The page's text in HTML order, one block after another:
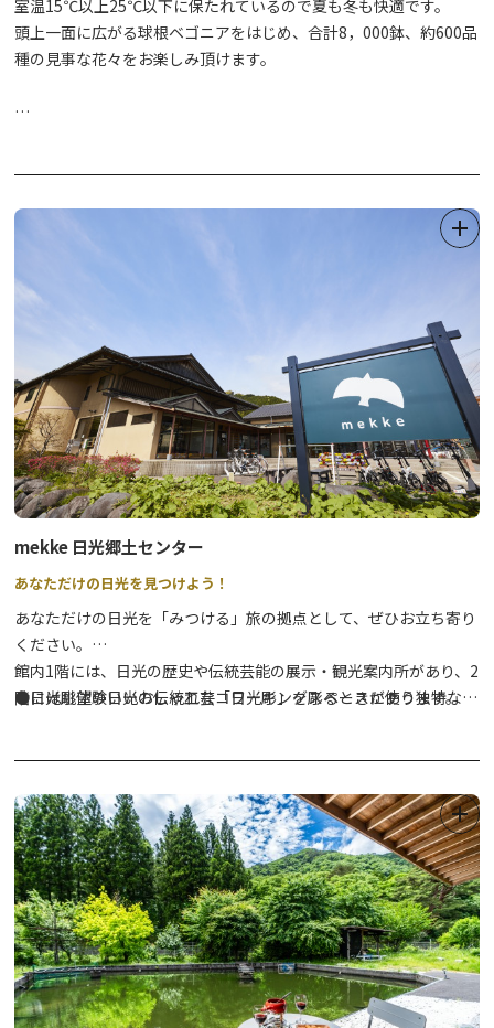
室温15℃以上25℃以下に保たれているので夏も冬も快適です。
頭上一面に広がる球根ベゴニアをはじめ、合計8，000鉢、約600品
種の見事な花々をお楽しみ頂けます。
とりどりの華麗な姿をお楽しみいただけます。
春には14色60,000株のビオラが植栽され、最盛期は花のじゅうた
ダリア園は完全屋外となっておりますので、雨天時等は特に足元に
いちご狩り〈30分間食べ放題〉(12月中旬〜6月上旬)
スカイベリー、とちあいか、とちおとめ、やよいひめの4品種のう
ちどれが食べられるかは当日のお楽しみ！
mekke 日光郷土センター
あなただけの日光を見つけよう！
あなただけの日光を「みつける」旅の拠点として、ぜひお立ち寄り
ください。
館内1階には、日光の歴史や伝統芸能の展示・観光案内所があり、2
階には眺望のいいおしゃれなコワーキングスペースがあります。
●日光彫体験日光の伝統工芸「日光彫」を彫るときに使う独特な彫
●鹿革クラフト体験なめらかで柔らかい肌触りが特徴の日光産の鹿
革や角を使い、自分だけのオリジナル作品を制作するワークショッ
プです。
⇒詳細はこちら
●レンタサイクル日光の町中を観光するのに最適な電動アシスト自
転車のレンタルを行っています。
⇒詳細はこちら